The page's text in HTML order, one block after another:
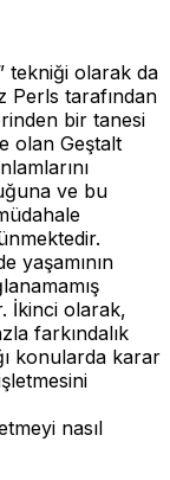
tekniği olarak da
Perls tarafından
bir tanesi
olan Geştalt
ve bu
yaşamının
İkinci olarak,
farkındalık
konularda karar
nasıl